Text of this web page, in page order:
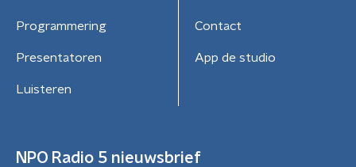
Programmering
Presentatoren
Luisteren
Contact
App de studio
NPO Radio 5 nieuwsbrief